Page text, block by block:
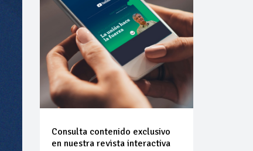
Consulta contenido exclusivo
en nuestra revista interactiva